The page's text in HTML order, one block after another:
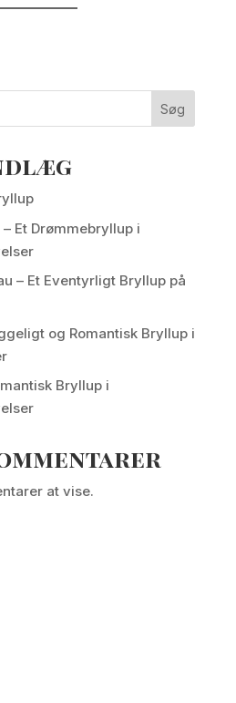
Søg
Et Drømmebryllup i
– Et Eventyrligt Bryllup på
og Romantisk Bryllup i
Bryllup i
at vise.